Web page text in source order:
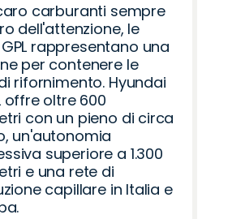
carburanti sempre
dell'attenzione, le
rappresentano una
per contenere le
rifornimento. Hyundai
offre oltre 600
con un pieno di circa
un'autonomia
superiore a 1.300
e una rete di
capillare in Italia e